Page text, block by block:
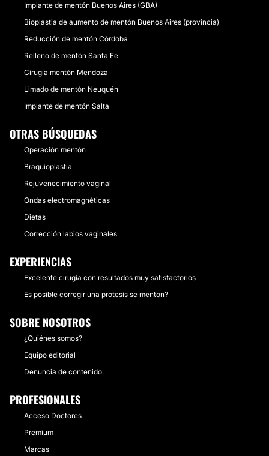
Implante de mentón Buenos Aires (GBA)
Bioplastia de aumento de mentón Buenos Aires (provincia)
Reducción de mentón Córdoba
Relleno de mentón Santa Fe
Cirugía mentón Mendoza
Limado de mentón Neuquén
Implante de mentón Salta
OTRAS BÚSQUEDAS
Operación mentón
Braquioplastía
Rejuvenecimiento vaginal
Ondas electromagnéticas
Dietas
Corrección labios vaginales
EXPERIENCIAS
Excelente cirugía con resultados muy satisfactorios
Es posible corregir una protesis se menton?
SOBRE NOSOTROS
¿Quiénes somos?
Equipo editorial
Denuncia de contenido
PROFESIONALES
Acceso Doctores
Premium
Marcas